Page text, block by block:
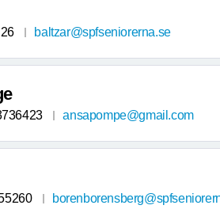
baltzar@spfseniorerna.se
ansapompe@gmail.com